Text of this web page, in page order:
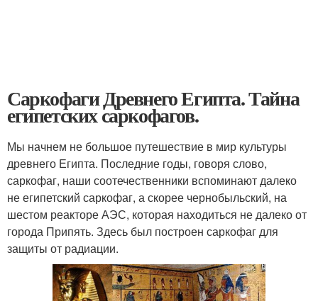
Саркофаги Древнего Египта. Тайна
египетских саркофагов.
Мы начнем не большое путешествие в мир культуры
древнего Египта. Последние годы, говоря слово,
саркофаг, наши соотечественники вспоминают далеко
не египетский саркофаг, а скорее чернобыльский, на
шестом реакторе АЭС, которая находиться не далеко от
города Припять. Здесь был построен саркофаг для
защиты от радиации.